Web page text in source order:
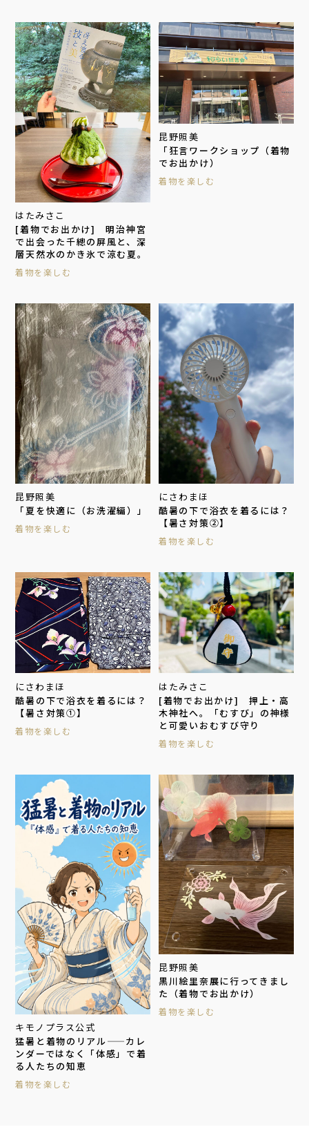
はたみさこ
[着物でお出かけ] 明治神宮
で出会った千總の屏風と、深
層天然水のかき氷で涼む夏。
着物を楽しむ
昆野照美
「狂言ワークショップ（着物
でお出かけ）
着物を楽しむ
昆野照美
「夏を快適に（お洗濯編）」
着物を楽しむ
にさわまほ
酷暑の下で浴衣を着るには？
【暑さ対策②】
着物を楽しむ
にさわまほ
酷暑の下で浴衣を着るには？
【暑さ対策①】
着物を楽しむ
はたみさこ
[着物でお出かけ] 押上・高
木神社へ。「むすび」の神様
と可愛いおむすび守り
着物を楽しむ
キモノプラス公式
猛暑と着物のリアル——カレ
ンダーではなく「体感」で着
る人たちの知恵
着物を楽しむ
昆野照美
黒川絵里奈展に行ってきまし
た（着物でお出かけ）
着物を楽しむ